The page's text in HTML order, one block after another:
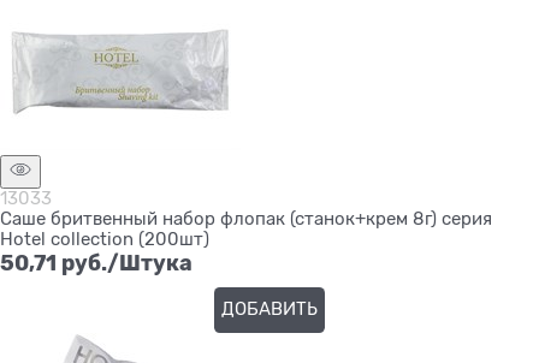
13033
Саше бритвенный набор флопак (станок+крем 8г) серия
Hotel collection (200шт)
50,71 руб./Штука
ДОБАВИТЬ